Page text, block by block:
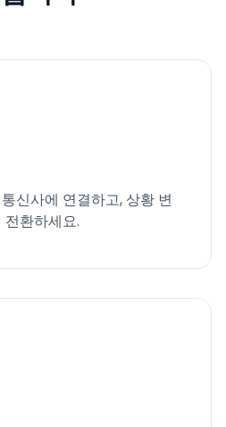
신사에 연결하고, 상황 변
환하세요.